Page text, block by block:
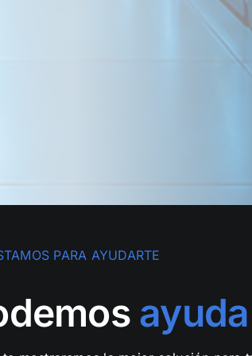
PARA AYUDARTE